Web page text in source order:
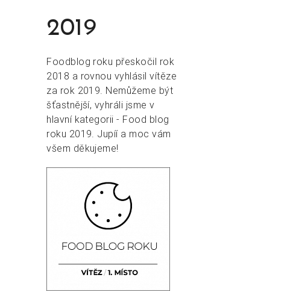
2019
Foodblog roku přeskočil rok
2018 a rovnou vyhlásil vítěze
za rok 2019. Nemůžeme být
šťastnější, vyhráli jsme v
hlavní kategorii - Food blog
roku 2019. Jupíí a moc vám
všem děkujeme!